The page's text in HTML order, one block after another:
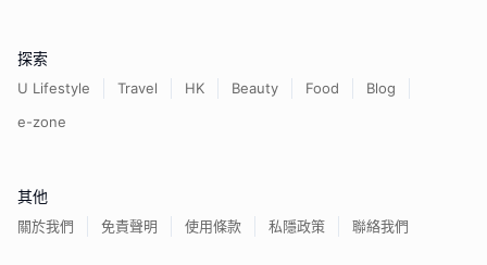
探索
U Lifestyle Travel HK Beauty Food
Blog
e-zone
其他
關於我們 免責聲明 使用條款 私隱政策 聯絡我們